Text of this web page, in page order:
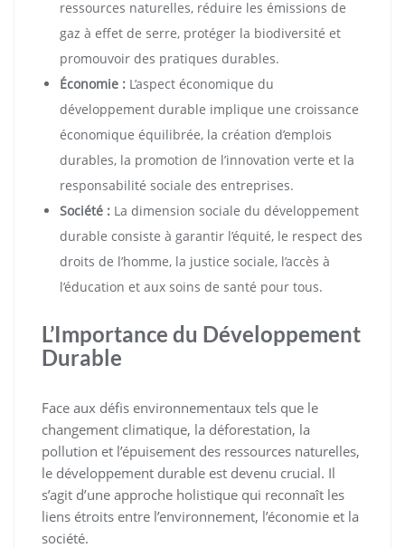
ressources naturelles, réduire les émissions de
gaz à effet de serre, protéger la biodiversité et
promouvoir des pratiques durables.
Économie : L’aspect économique du
développement durable implique une croissance
économique équilibrée, la création d’emplois
durables, la promotion de l’innovation verte et la
responsabilité sociale des entreprises.
Société : La dimension sociale du développement
durable consiste à garantir l’équité, le respect des
droits de l’homme, la justice sociale, l’accès à
l’éducation et aux soins de santé pour tous.
L’Importance du Développement
Durable
Face aux défis environnementaux tels que le
changement climatique, la déforestation, la
pollution et l’épuisement des ressources naturelles,
le développement durable est devenu crucial. Il
s’agit d’une approche holistique qui reconnaît les
liens étroits entre l’environnement, l’économie et la
société.